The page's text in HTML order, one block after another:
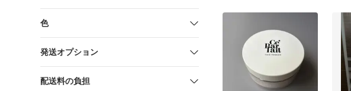
色
発送オプション
配送料の負担